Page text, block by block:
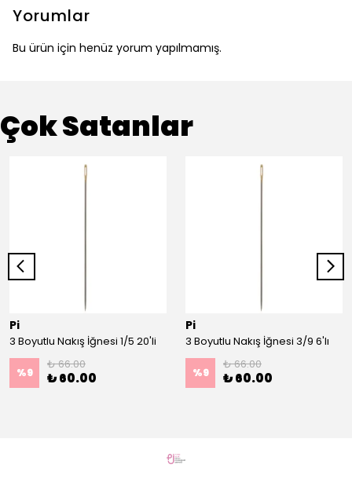
Yorumlar
Bu ürün için henüz yorum yapılmamış.
Çok Satanlar
Pi
3 Boyutlu Nakış İğnesi 1/5 20'li
%9
₺ 66.00
₺ 60.00
Pi
3 Boyutlu Nakış İğnesi 3/9 6'lı
%9
₺ 66.00
₺ 60.00